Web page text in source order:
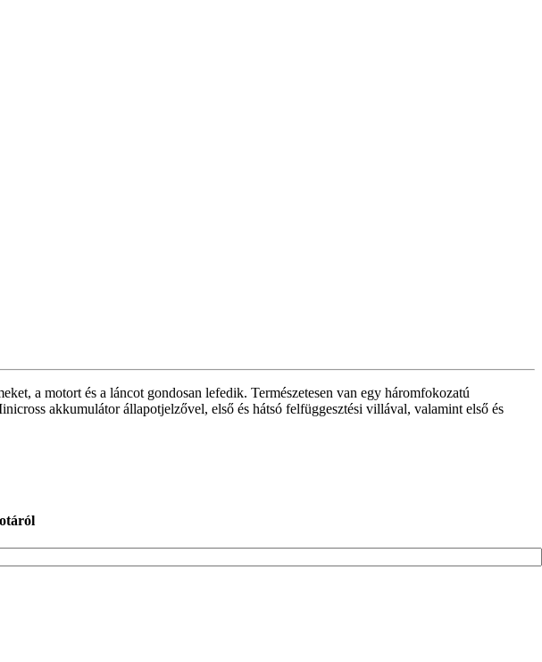
a motort és a láncot gondosan lefedik. Természetesen van egy háromfokozatú
akkumulátor állapotjelzővel, első és hátsó felfüggesztési villával, valamint első és